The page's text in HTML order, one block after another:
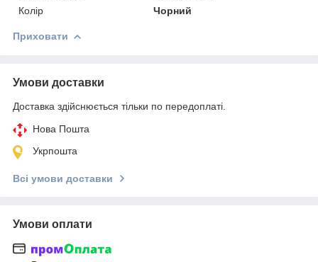
Колір
Чорний
Приховати
Умови доставки
Доставка здійснюється тільки по передоплаті.
Нова Пошта
Укрпошта
Всі умови доставки
Умови оплати